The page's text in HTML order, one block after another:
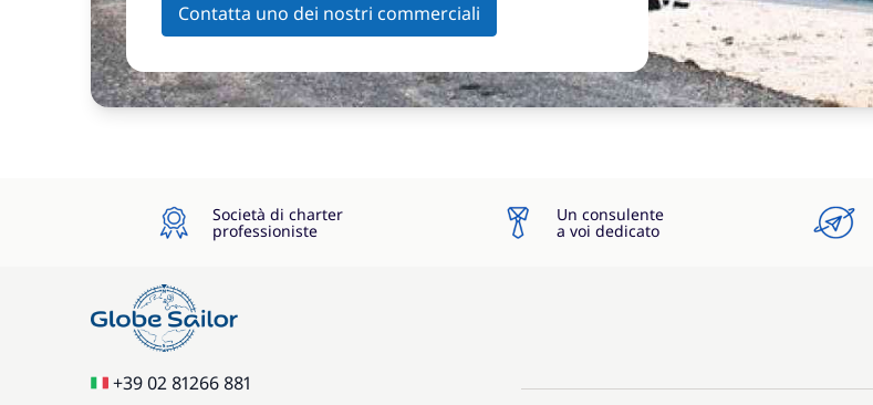
Contatta uno dei nostri commerciali
Società di charter
professioniste
Un consulente
a voi dedicato
+39 02 81266 881